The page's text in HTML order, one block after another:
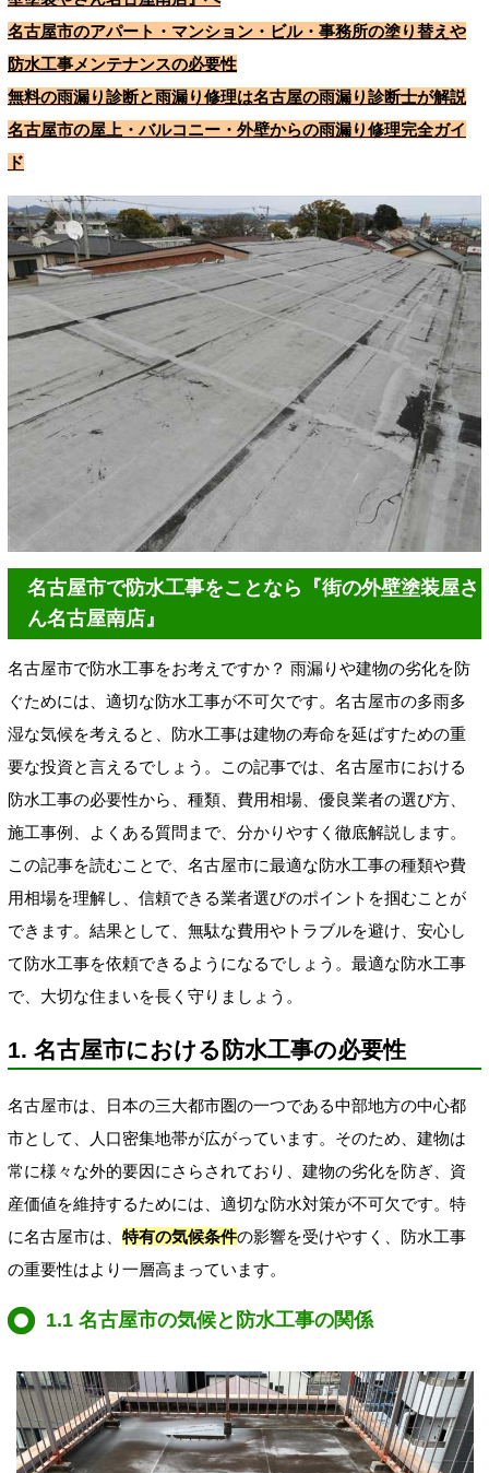
名古屋市のアパート・マンション・ビル・事務所の塗り替えや
防水工事メンテナンスの必要性
無料の雨漏り診断と雨漏り修理は名古屋の雨漏り診断士が解説
名古屋市の屋上・バルコニー・外壁からの雨漏り修理完全ガイ
ド
名古屋市で防水工事をことなら『街の外壁塗装屋さ
ん名古屋南店』
名古屋市で防水工事をお考えですか？ 雨漏りや建物の劣化を防
ぐためには、適切な防水工事が不可欠です。名古屋市の多雨多
湿な気候を考えると、防水工事は建物の寿命を延ばすための重
要な投資と言えるでしょう。この記事では、名古屋市における
防水工事の必要性から、種類、費用相場、優良業者の選び方、
施工事例、よくある質問まで、分かりやすく徹底解説します。
この記事を読むことで、名古屋市に最適な防水工事の種類や費
用相場を理解し、信頼できる業者選びのポイントを掴むことが
できます。結果として、無駄な費用やトラブルを避け、安心し
て防水工事を依頼できるようになるでしょう。最適な防水工事
で、大切な住まいを長く守りましょう。
1. 名古屋市における防水工事の必要性
名古屋市は、日本の三大都市圏の一つである中部地方の中心都
市として、人口密集地帯が広がっています。そのため、建物は
常に様々な外的要因にさらされており、建物の劣化を防ぎ、資
産価値を維持するためには、適切な防水対策が不可欠です。特
に名古屋市は、 特有の気候条件の影響を受けやすく、防水工事
の重要性はより一層高まっています。
1.1 名古屋市の気候と防水工事の関係